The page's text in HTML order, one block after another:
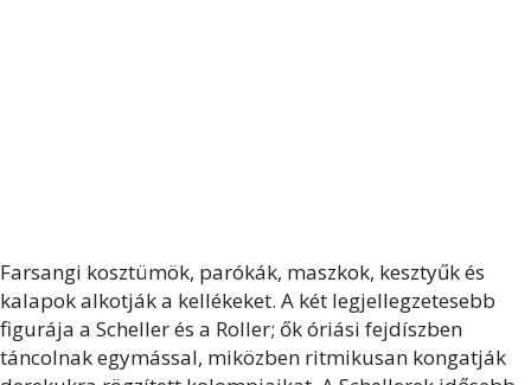
Farsangi kosztümök, parókák, maszkok, kesztyűk és
kalapok alkotják a kellékeket. A két legjellegzetesebb
figurája a Scheller és a Roller; ők óriási fejdíszben
táncolnak egymással, miközben ritmikusan kongatják